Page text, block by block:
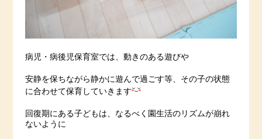
病児・病後児保育室では、動きのある遊びや
安静を保ちながら静かに遊んで過ごす等、その子の状態
に合わせて保育していきます
回復期にある子どもは、なるべく園生活のリズムが崩れ
ないように